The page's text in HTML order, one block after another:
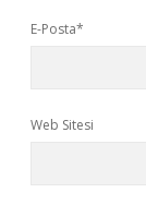
E-Posta*
Web Sitesi